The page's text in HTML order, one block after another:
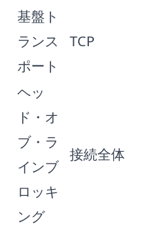
基盤ト
ランス
ポート
TCP
ヘッ
ド・オ
ブ・ラ
インブ
ロッキ
ング
接続全体